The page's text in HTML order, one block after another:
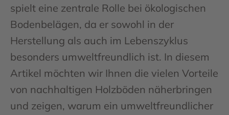
spielt eine zentrale Rolle bei ökologischen
Bodenbelägen, da er sowohl in der
Herstellung als auch im Lebenszyklus
besonders umweltfreundlich ist. In diesem
Artikel möchten wir Ihnen die vielen Vorteile
von nachhaltigen Holzböden näherbringen
und zeigen, warum ein umweltfreundlicher